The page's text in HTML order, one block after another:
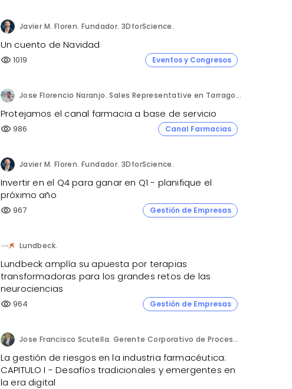
Javier M. Floren. Fundador. 3DforScience.
Un cuento de Navidad
visibility 1019 Eventos y Congresos
Jose Florencio Naranjo. Sales Representative en Tarragona.
Protejamos el canal farmacia a base de servicio
visibility 986 Canal Farmacias
Javier M. Floren. Fundador. 3DforScience.
Invertir en el Q4 para ganar en Q1 - planifique el
próximo año
visibility 967 Gestión de Empresas
Lundbeck.
Lundbeck amplía su apuesta por terapias
transformadoras para los grandes retos de las
neurociencias
visibility 964 Gestión de Empresas
Jose Francisco Scutella. Gerente Corporativo de Procesos & Control Interno. Adium Pharma.
La gestión de riesgos en la industria farmacéutica:
CAPITULO I - Desafíos tradicionales y emergentes en
la era digital